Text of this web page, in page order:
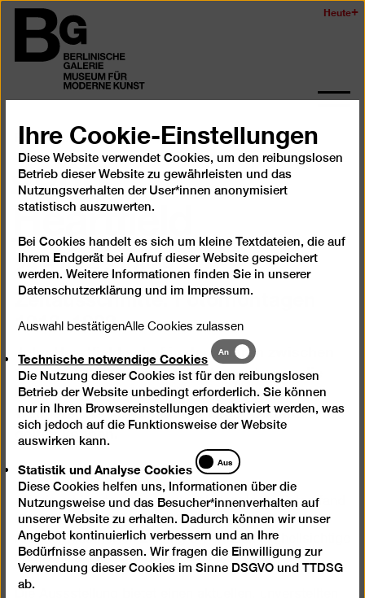
Zum
Seiteninhalt
springen
Berlinischen
Galerie
Heute
Rückblick
John
Heartfield
29.5.09–31.8.09
Zeitausschnitte. Fotomontagen
1918–1938
John Heartfield schuf in den Jahren zwischen
1930 und 1938 politische Fotomontagen, die
heute als Symbole des Untergangs der
Weimarer Republik und der Hitler-Diktatur
gelten können.
Als ein erbitterter Gegner der Nationalsozialisten fand
der virtuose Fotomonteur für die Titelseiten der
Arbeiter Illustrierten Zeitung oft erstaunlich hellsichtige
und zugleich schlagkräftige Bilder.
Ihre Cookie-Einstellungen
Diese Website verwendet Cookies, um den reibungslosen
Betrieb dieser Website zu gewährleisten und das
Nutzungsverhalten der User*innen anonymisiert
statistisch auszuwerten.
Bei Cookies handelt es sich um kleine Textdateien, die auf
Ihrem Endgerät bei Aufruf dieser Website gespeichert
werden. Weitere Informationen finden Sie in unserer
Datenschutzerklärung und im Impressum.
Auswahl bestätigenAlle Cookies zulassen
Technische notwendige Cookies
Technische
notwendige
Cookies
An
Die Nutzung dieser Cookies ist für den reibungslosen
Betrieb der Website unbedingt erforderlich. Sie können
nur in Ihren Browsereinstellungen deaktiviert werden, was
sich jedoch auf die Funktionsweise der Website
auswirken kann.
Statistik und Analyse Cookies
Statistik
und
Analyse
Cookies
Aus
Diese Cookies helfen uns, Informationen über die
Nutzungsweise und das Besucher*innenverhalten auf
unserer Website zu erhalten. Dadurch können wir unser
Angebot kontinuierlich verbessern und an Ihre
Bedürfnisse anpassen. Wir fragen die Einwilligung zur
Verwendung dieser Cookies im Sinne DSGVO und TTDSG
ab.